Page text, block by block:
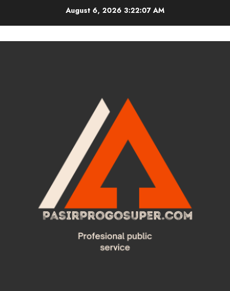
August 6, 2026 3:22:08 AM